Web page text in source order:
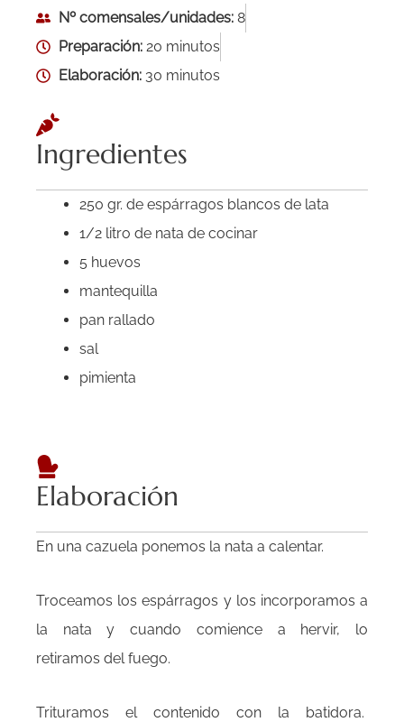
Nº comensales/unidades: 8
Preparación: 20 minutos
Elaboración: 30 minutos
Ingredientes
250 gr. de espárragos blancos de lata
1/2 litro de nata de cocinar
5 huevos
mantequilla
pan rallado
sal
pimienta
Elaboración
En una cazuela ponemos la nata a calentar.
Troceamos los espárragos y los incorporamos a
la nata y cuando comience a hervir, lo
retiramos del fuego.
Trituramos el contenido con la batidora.